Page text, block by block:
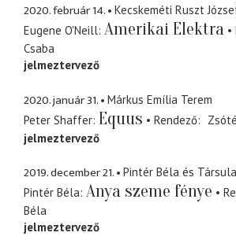
2020. február 14.
Kecskeméti Ruszt
Eugene O'Neill Amerikai Elektra
Csaba
jelmeztervező
2020. január 31.
Márkus Emília Terem
Peter Shaffer Equus Rendező
jelmeztervező
2019. december 21.
Pintér Béla és
Pintér Béla Anya szeme fénye
Béla
jelmeztervező